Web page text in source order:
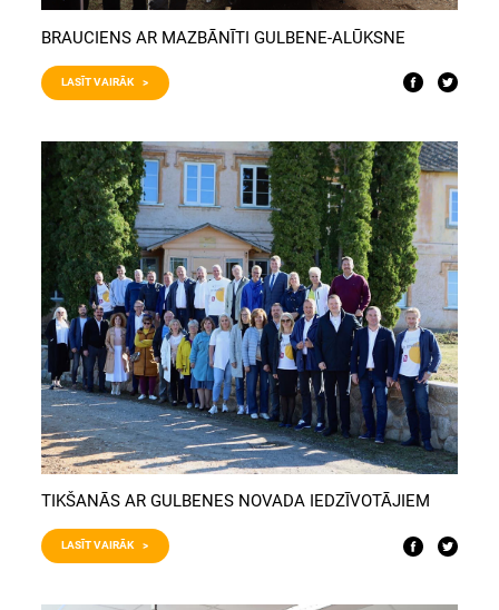
BRAUCIENS AR MAZBĀNĪTI GULBENE-ALŪKSNE
LASĪT VAIRĀK >
TIKŠANĀS AR GULBENES NOVADA IEDZĪVOTĀJIEM
LASĪT VAIRĀK >